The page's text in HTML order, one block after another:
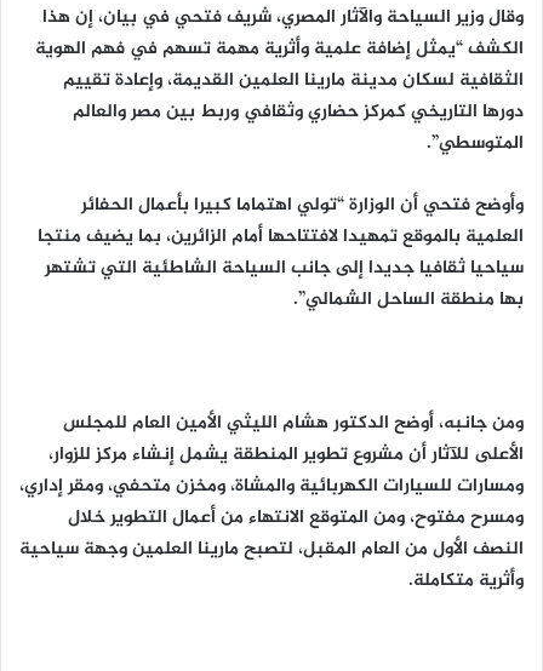
وقال وزير السياحة والآثار المصري، شريف فتحي في بيان، إن هذا
الكشف “يمثل إضافة علمية وأثرية مهمة تسهم في فهم الهوية
الثقافية لسكان مدينة مارينا العلمين القديمة، وإعادة تقييم
دورها التاريخي كمركز حضاري وثقافي وربط بين مصر والعالم
المتوسطي”.
وأوضح فتحي أن الوزارة “تولي اهتماما كبيرا بأعمال الحفائر
العلمية بالموقع تمهيدا لافتتاحها أمام الزائرين، بما يضيف منتجا
سياحيا ثقافيا جديدا إلى جانب السياحة الشاطئية التي تشتهر
بها منطقة الساحل الشمالي”.
ومن جانبه، أوضح الدكتور هشام الليثي الأمين العام للمجلس
الأعلى للآثار أن مشروع تطوير المنطقة يشمل إنشاء مركز للزوار،
ومسارات للسيارات الكهربائية والمشاة، ومخزن متحفي، ومقر إداري،
ومسرح مفتوح، ومن المتوقع الانتهاء من أعمال التطوير خلال
النصف الأول من العام المقبل، لتصبح مارينا العلمين وجهة سياحية
وأثرية متكاملة.